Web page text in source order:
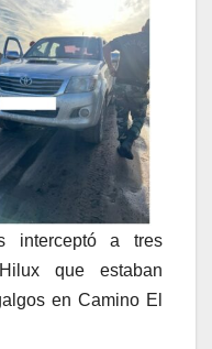
interceptó a tres
que estaban
en Camino El